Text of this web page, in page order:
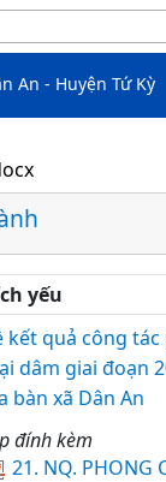
An - Huyện Tứ Kỳ
yếu
kết quả công
dâm giai đoạn
bàn xã Dân An
đính kèm
21. NQ. PHONG